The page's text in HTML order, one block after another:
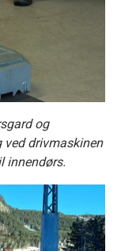
og
drivmaskinen
innendørs.